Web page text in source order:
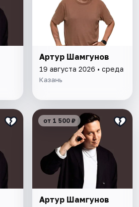
Артур Шамгунов
19 августа 2026 • среда
Казань
от 1 500 ₽
Артур Шамгунов